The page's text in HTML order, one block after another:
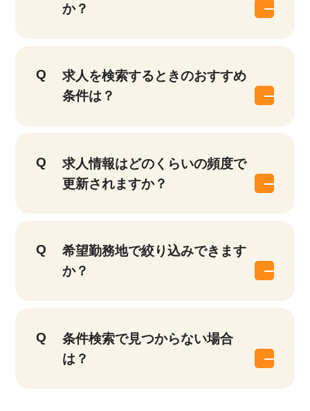
か？
求人を検索するときのおすすめ
条件は？
求人情報はどのくらいの頻度で
更新されますか？
希望勤務地で絞り込みできます
か？
条件検索で見つからない場合
は？